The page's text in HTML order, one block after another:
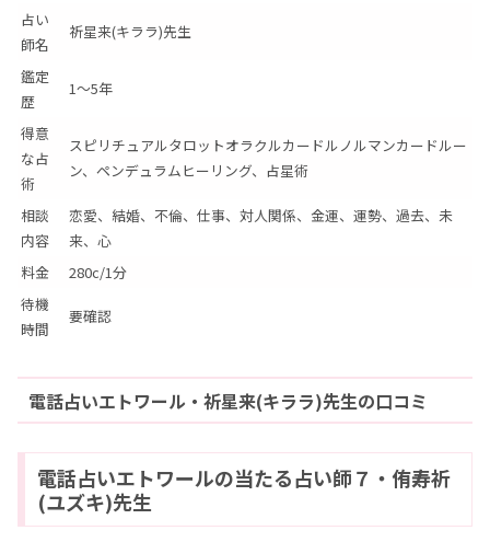
占い
師名
祈星来(キララ)先生
鑑定
歴
1～5年
得意
な占
術
スピリチュアルタロットオラクルカードルノルマンカードルー
ン、ペンデュラムヒーリング、占星術
相談
内容
恋愛、結婚、不倫、仕事、対人関係、金運、運勢、過去、未
来、心
料金
280c/1分
待機
時間
要確認
電話占いエトワール・祈星来(キララ)先生の口コミ
電話占いエトワールの当たる占い師７・侑寿祈
(ユズキ)先生